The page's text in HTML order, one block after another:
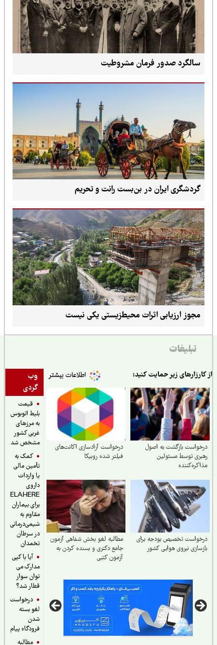
سالگرد صدور فرمان مشروطیت
گردشگری ایران در بن‌بست رانت و تحریم
مجوز ارزیابی اثرات محیط‌زیستی یکی نیست
تبلیغات
وب
گردی
قیمت
بلیط اتوبوس
به مرزهای
غربی کشور
مشخص شد
کمک به
تأمین مالی
یا واردات
داروی
ELAHERE
برای بیماران
مقاوم به
شیمی‌درمانی
در سرطان
تخمدان
آیا با کپی
مدارک می
توان سوار
قطار شد؟
درخواست
لغو بسته
فرودگاه پیام
مطالبه
زیر حمایت کنید:
بازگشت به اصول
توسط مسئولین
درخواست آزادسازی اکانت‌های
فیلتر شده روبیکا
تخصیص بودجه برای
نیروی هوایی کشور
مطالبه لغو بخش شفاهی آزمون
جامع دکتری و بسنده کردن به
آزمون کتبی